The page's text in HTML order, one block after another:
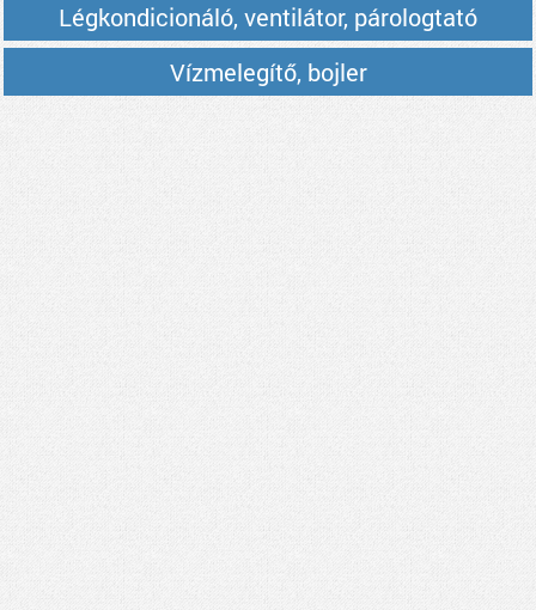
Légkondicionáló, ventilátor, párologtató
Vízmelegítő, bojler